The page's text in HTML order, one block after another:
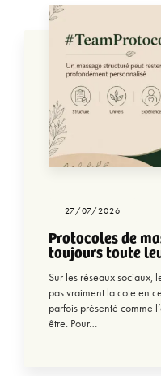
27/07/2026
Protocoles de
toujours toute
Sur les réseaux sociaux,
pas vraiment la cote en
parfois présenté comme
être. Pour…